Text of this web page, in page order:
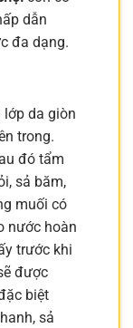
dẫn
đa dạng.
lớp da giòn
trong.
đó tẩm
sả băm,
muối có
nước hoàn
trước khi
được
biệt
sả